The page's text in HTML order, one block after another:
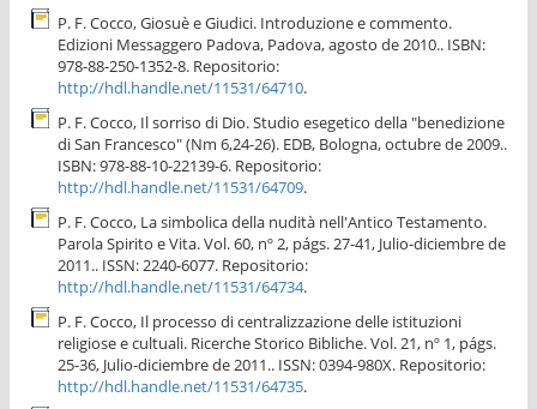
P. F. Cocco, Giosuè e Giudici. Introduzione e commento.
Edizioni Messaggero Padova, Padova, agosto de 2010.. ISBN:
978-88-250-1352-8. Repositorio:
http://hdl.handle.net/11531/64710.
P. F. Cocco, Il sorriso di Dio. Studio esegetico della "benedizione
di San Francesco" (Nm 6,24-26). EDB, Bologna, octubre de 2009..
ISBN: 978-88-10-22139-6. Repositorio:
http://hdl.handle.net/11531/64709.
P. F. Cocco, La simbolica della nudità nell'Antico Testamento.
Parola Spirito e Vita. Vol. 60, nº 2, págs. 27-41, Julio-diciembre de
2011.. ISSN: 2240-6077. Repositorio:
http://hdl.handle.net/11531/64734.
P. F. Cocco, Il processo di centralizzazione delle istituzioni
religiose e cultuali. Ricerche Storico Bibliche. Vol. 21, nº 1, págs.
25-36, Julio-diciembre de 2011.. ISSN: 0394-980X. Repositorio:
http://hdl.handle.net/11531/64735.